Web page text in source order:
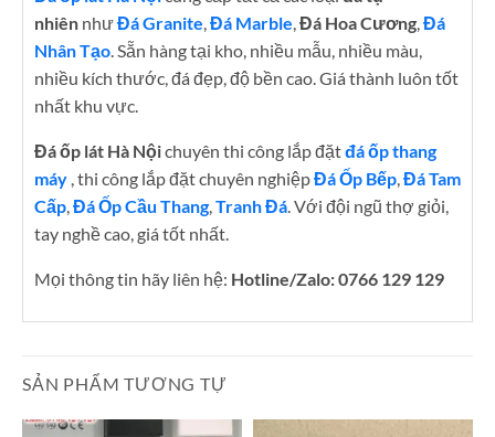
nhiên nhưĐá Granite,Đá Marble,Đá Hoa Cương,Đá
Nhân Tạo. Sẵn hàng tại kho, nhiều mẫu, nhiều màu,
nhiều kích thước, đá đẹp, độ bền cao. Giá thành luôn tốt
nhất khu vực.
Đá ốp lát Hà Nộichuyên thi công lắp đặtđá ốp thang
máy , thi công lắp đặt chuyên nghiệpĐá Ốp Bếp,Đá Tam
Cấp,Đá Ốp Cầu Thang,Tranh Đá. Với đội ngũ thợ giỏi,
tay nghề cao, giá tốt nhất.
Mọi thông tin hãy liên hệ: Hotline/Zalo: 0766 129 129
SẢN PHẨM TƯƠNG TỰ